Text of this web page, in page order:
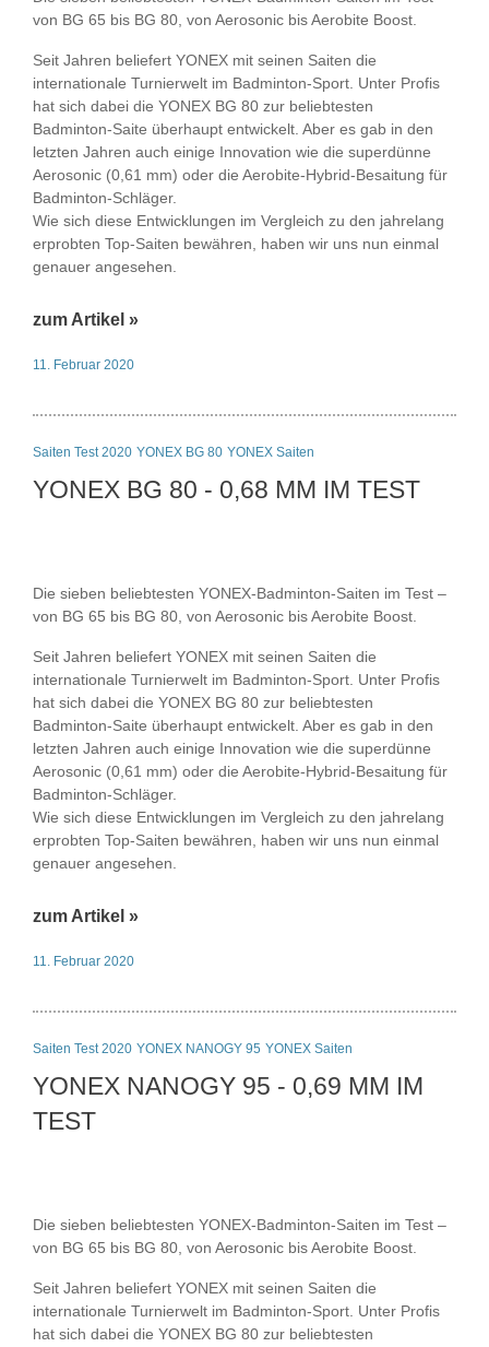
von BG 65 bis BG 80, von Aerosonic bis Aerobite Boost.
Seit Jahren beliefert YONEX mit seinen Saiten die
internationale Turnierwelt im Badminton-Sport. Unter Profis
hat sich dabei die YONEX BG 80 zur beliebtesten
Badminton-Saite überhaupt entwickelt. Aber es gab in den
letzten Jahren auch einige Innovation wie die superdünne
Aerosonic (0,61 mm) oder die Aerobite-Hybrid-Besaitung für
Badminton-Schläger.
Wie sich diese Entwicklungen im Vergleich zu den jahrelang
erprobten Top-Saiten bewähren, haben wir uns nun einmal
genauer angesehen.
zum Artikel »
11. Februar 2020
Saiten Test 2020 YONEX BG 80 YONEX Saiten
YONEX BG 80 - 0,68 MM IM TEST
Die sieben beliebtesten YONEX-Badminton-Saiten im Test –
von BG 65 bis BG 80, von Aerosonic bis Aerobite Boost.
Seit Jahren beliefert YONEX mit seinen Saiten die
internationale Turnierwelt im Badminton-Sport. Unter Profis
hat sich dabei die YONEX BG 80 zur beliebtesten
Badminton-Saite überhaupt entwickelt. Aber es gab in den
letzten Jahren auch einige Innovation wie die superdünne
Aerosonic (0,61 mm) oder die Aerobite-Hybrid-Besaitung für
Badminton-Schläger.
Wie sich diese Entwicklungen im Vergleich zu den jahrelang
erprobten Top-Saiten bewähren, haben wir uns nun einmal
genauer angesehen.
zum Artikel »
11. Februar 2020
Saiten Test 2020 YONEX NANOGY 95 YONEX Saiten
YONEX NANOGY 95 - 0,69 MM IM
TEST
Die sieben beliebtesten YONEX-Badminton-Saiten im Test –
von BG 65 bis BG 80, von Aerosonic bis Aerobite Boost.
Seit Jahren beliefert YONEX mit seinen Saiten die
internationale Turnierwelt im Badminton-Sport. Unter Profis
hat sich dabei die YONEX BG 80 zur beliebtesten